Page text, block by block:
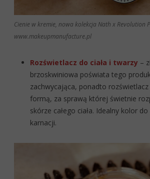
Cienie w kremie, nowa kolekcja Nath x Revolution
www.makeupmanufacture.pl
Rozświetlacz do ciała i twarzy –
brzoskwiniowa poświata tego
zachwycająca, ponadto
formą, za sprawą której świetnie
skórze całego ciała. Idealny kolor
karnacji.